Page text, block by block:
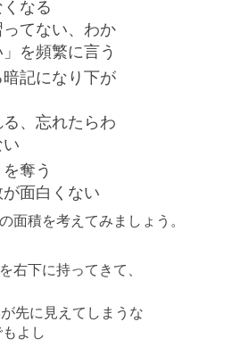
なる
てない、わか
」を頻繁に言う
記になり下が
、忘れたらわ
い
奪う
面白くない
面積を考えてみましょう。
右下に持ってきて、
先に見えてしまうな
よし